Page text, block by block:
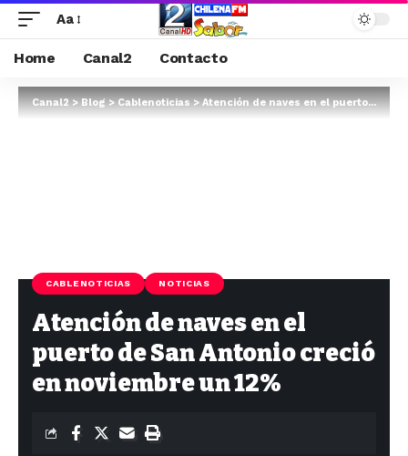
Aa
Home Canal2 Contacto
Canal2>Blog>Cablenoticias>Atención de naves en el puerto de San Antonio creció en noviembre un 12%
CABLENOTICIAS NOTICIAS
Atención de naves en el
puerto de San Antonio creció
en noviembre un 12%